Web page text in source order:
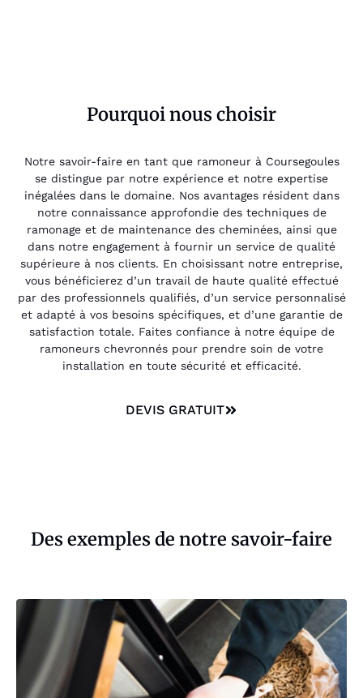
Pourquoi nous choisir
Notre savoir-faire en tant que ramoneur à Coursegoules
se distingue par notre expérience et notre expertise
inégalées dans le domaine. Nos avantages résident dans
notre connaissance approfondie des techniques de
ramonage et de maintenance des cheminées, ainsi que
dans notre engagement à fournir un service de qualité
supérieure à nos clients. En choisissant notre entreprise,
vous bénéficierez d’un travail de haute qualité effectué
par des professionnels qualifiés, d’un service personnalisé
et adapté à vos besoins spécifiques, et d’une garantie de
satisfaction totale. Faites confiance à notre équipe de
ramoneurs chevronnés pour prendre soin de votre
installation en toute sécurité et efficacité.
DEVIS GRATUIT
Des exemples de notre savoir-faire